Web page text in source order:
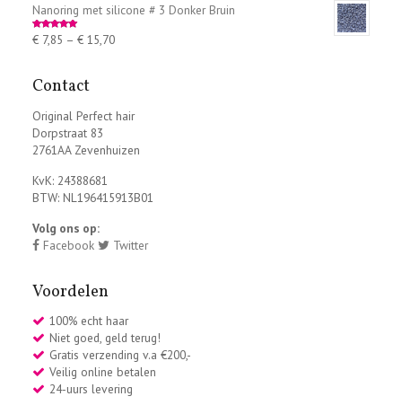
Nanoring met silicone # 3 Donker Bruin
Rated5.00
out of 5
€7,85 – €15,70
Contact
Original Perfect hair
Dorpstraat 83
2761AA Zevenhuizen
KvK: 24388681
BTW: NL196415913B01
Volg ons op:
Facebook
Twitter
Voordelen
100% echt haar
Niet goed, geld terug!
Gratis verzending v.a €200,-
Veilig online betalen
24-uurs levering